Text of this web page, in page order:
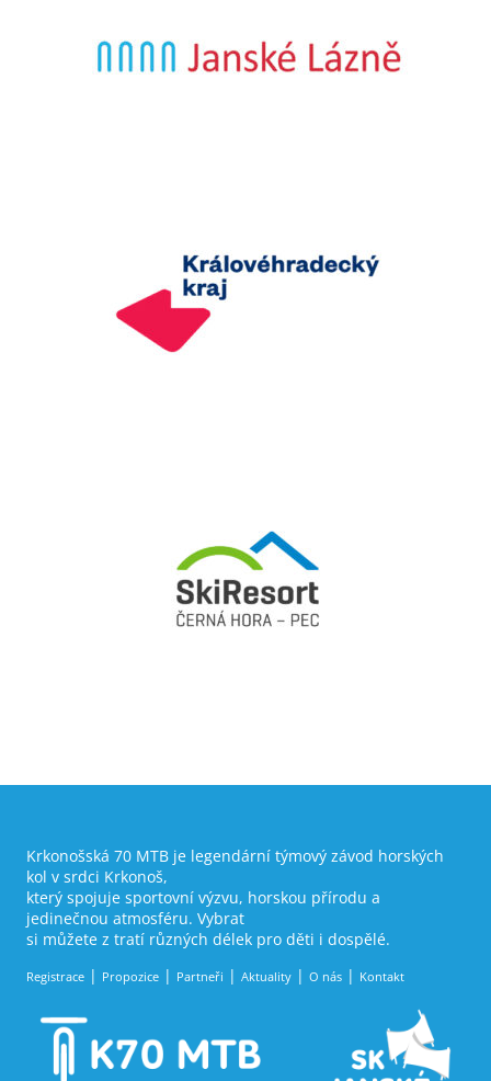
Krkonošská 70 MTB je legendární týmový závod horských
kol v srdci Krkonoš,
který spojuje sportovní výzvu, horskou přírodu a
jedinečnou atmosféru. Vybrat
si můžete z tratí různých délek pro děti i dospělé.
Registrace Propozice Partneři Aktuality O nás Kontakt